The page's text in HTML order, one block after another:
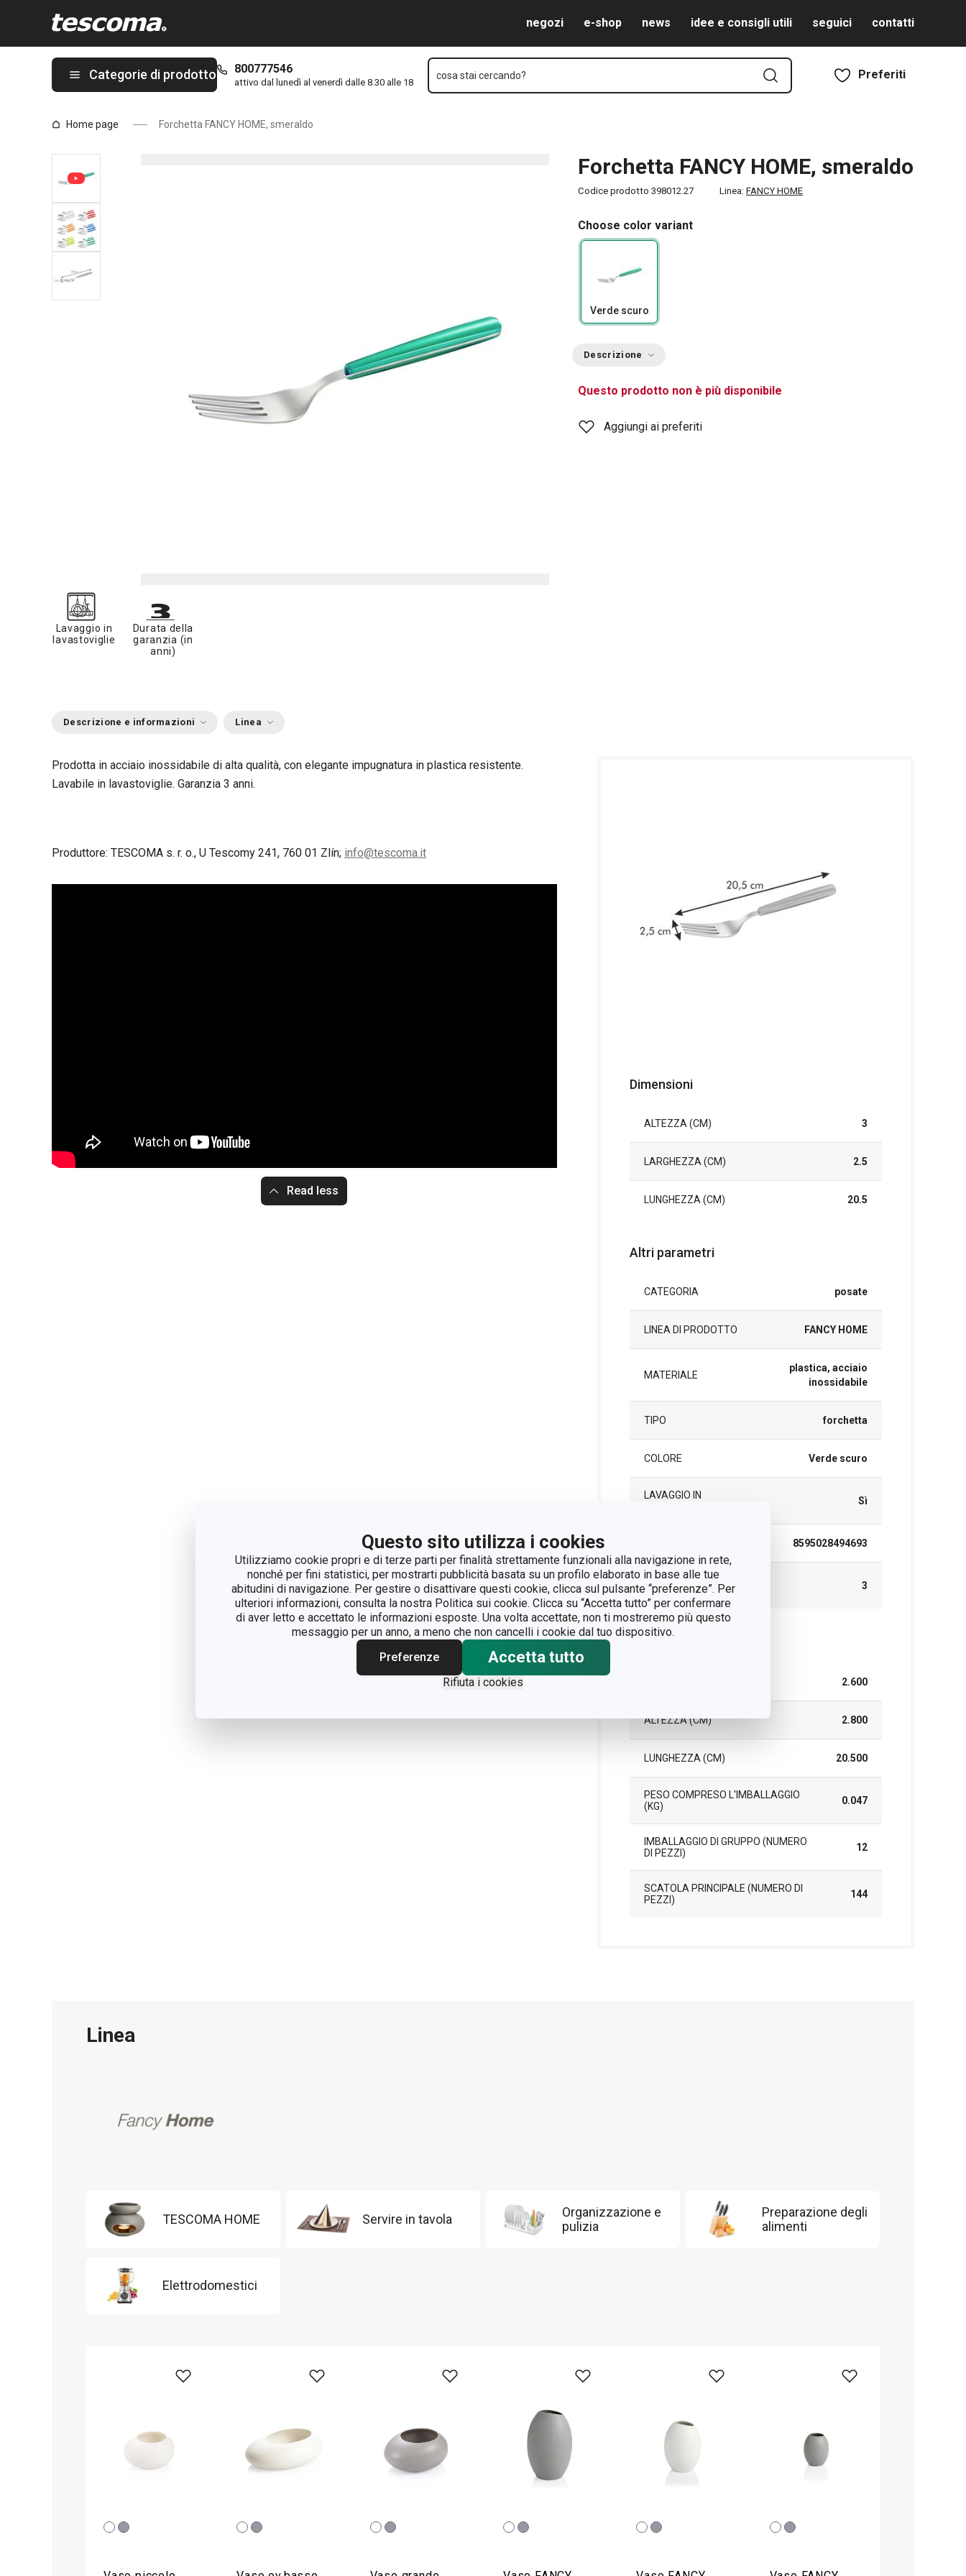
Questo sito utilizza i cookies
Utilizziamo cookie propri e di terze parti per finalità strettamente funzionali alla navigazione in rete,
nonché per fini statistici, per mostrarti pubblicità basata su un profilo elaborato in base alle tue
abitudini di navigazione. Per gestire o disattivare questi cookie, clicca sul pulsante “preferenze”. Per
ulteriori informazioni, consulta la nostra Politica sui cookie. Clicca su “Accetta tutto” per confermare
di aver letto e accettato le informazioni esposte. Una volta accettate, non ti mostreremo più questo
messaggio per un anno, a meno che non cancelli i cookie dal tuo dispositivo.
Preferenze
Accetta tutto
Rifiuta i cookies
negozi e-shop news idee e consigli utili seguici contatti
Categorie di prodotto 800777546
attivo dal lunedì al venerdì dalle 8.30 alle 18
cosa stai cercando? Preferiti
Home page Forchetta FANCY HOME, smeraldo
Forchetta FANCY HOME, smeraldo
Codice prodotto 398012.27 Linea: FANCY HOME
Choose color variant
Verde scuro
Descrizione
Questo prodotto non è più disponibile
Aggiungi ai preferiti
Lavaggio in
lavastoviglie
Durata della
garanzia (in
anni)
Descrizione e informazioni Linea
Prodotta in acciaio inossidabile di alta qualità, con elegante impugnatura in plastica resistente.
Lavabile in lavastoviglie. Garanzia 3 anni.
Produttore: TESCOMA s. r. o., U Tescomy 241, 760 01 Zlín; info@tescoma.it
Read less
Dimensioni
ALTEZZA (CM) 3
LARGHEZZA (CM) 2.5
LUNGHEZZA (CM) 20.5
Altri parametri
CATEGORIA posate
LINEA DI PRODOTTO FANCY HOME
MATERIALE
plastica, acciaio
inossidabile
TIPO forchetta
COLORE Verde scuro
LAVAGGIO IN
Sì
8595028494693
DURATA DELLA
GARANZIA (IN ANNI)
3
Pacchetto
2.600
ALTEZZA (CM) 2.800
LUNGHEZZA (CM) 20.500
PESO COMPRESO L'IMBALLAGGIO
(KG)
0.047
IMBALLAGGIO DI GRUPPO (NUMERO
DI PEZZI)
12
SCATOLA PRINCIPALE (NUMERO DI
PEZZI)
144
Linea
TESCOMA HOME Servire in tavola
Organizzazione e
pulizia
Preparazione degli
alimenti
Elettrodomestici